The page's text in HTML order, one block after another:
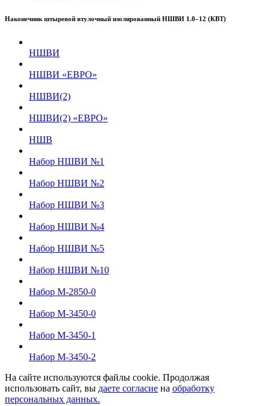
Наконечник штыревой втулочный изолированный НШВИ 1.0–12 (КВТ)
НШВИ
НШВИ «ЕВРО»
НШВИ(2)
НШВИ(2) «ЕВРО»
НШВ
Набор НШВИ №1
Набор НШВИ №2
Набор НШВИ №3
Набор НШВИ №4
Набор НШВИ №5
Набор НШВИ №10
Набор М-2850-0
Набор М-3450-0
Набор М-3450-1
Набор М-3450-2
На сайте используются файлы cookie. Продолжая
использовать сайт, вы даете согласие на обработку
персональных данных.